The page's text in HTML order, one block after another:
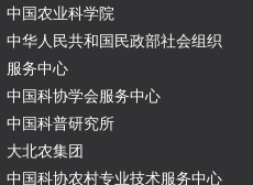
中国农业科学院
中华人民共和国民政部社会组织
服务中心
中国科协学会服务中心
中国科普研究所
大北农集团
中国科协农村专业技术服务中心